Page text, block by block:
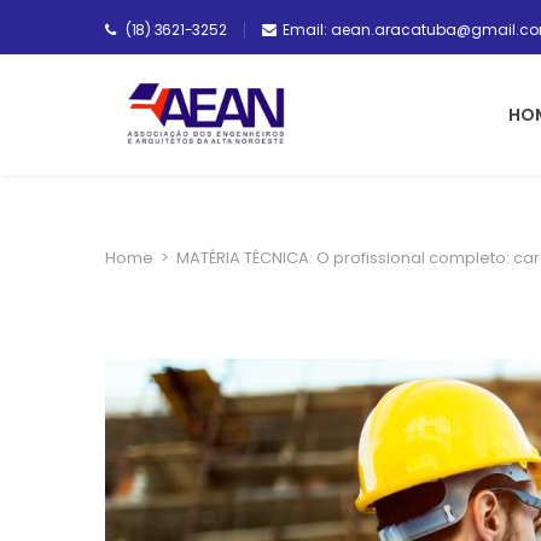
(18) 3621-3252 Email:
Home > MATÉRIA TÉCNICA: O profissional completo: